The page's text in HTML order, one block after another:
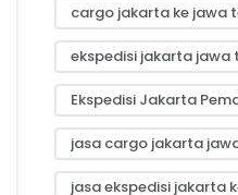
cargo jakarta ke jawa
ekspedisi jakarta jawa
Ekspedisi Jakarta
jasa cargo jakarta
jasa ekspedisi jakarta